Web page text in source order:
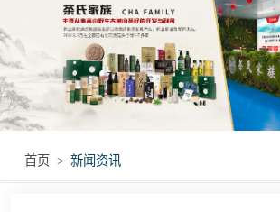
首页 > 新闻资讯
护肤系列产品
疼痛调理产品
无烟艾灸产品
瑶浴瑶茶产品